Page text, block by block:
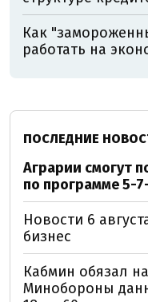
Как
работать на
ПОСЛЕДНИЕ
Аграрии смогут
по программе 5-
Новости 6
бизнес
Кабмин обязал
Минобороны